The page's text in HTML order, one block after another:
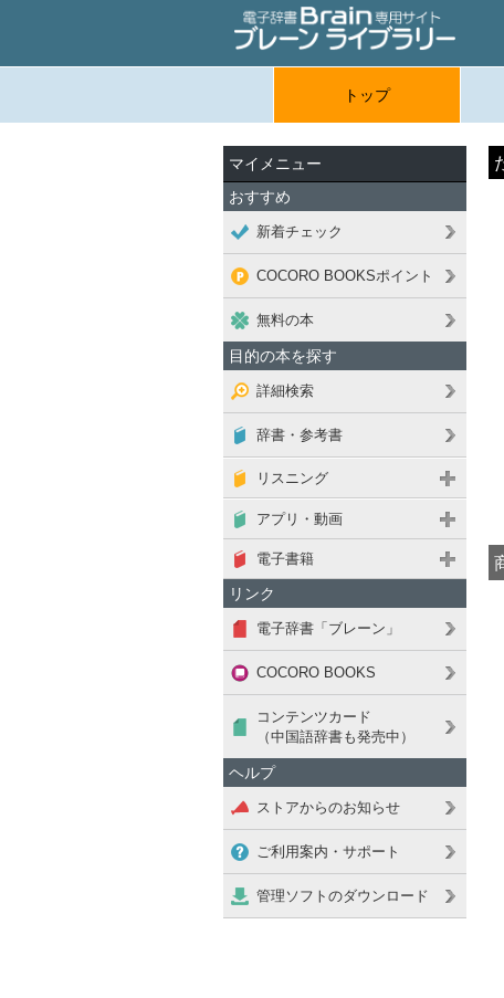
トップ
マイメニュー
おすすめ
新着チェック
COCORO BOOKSポイント
無料の本
目的の本を探す
詳細検索
辞書・参考書
リスニング
アプリ・動画
電子書籍
リンク
電子辞書「ブレーン」
COCORO BOOKS
コンテンツカード
（中国語辞書も発売中）
ヘルプ
ストアからのお知らせ
ご利用案内・サポート
管理ソフトのダウンロード